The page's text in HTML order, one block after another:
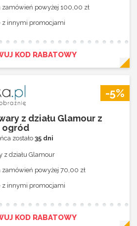
zamówień powyżej 100,00 zł
z innymi promocjami
KOD RABATOWY
-5%
z działu Glamour z
ogród
zostało 35 dni
z działu Glamour
powyżej 70,00 zł
z innymi promocjami
KOD RABATOWY